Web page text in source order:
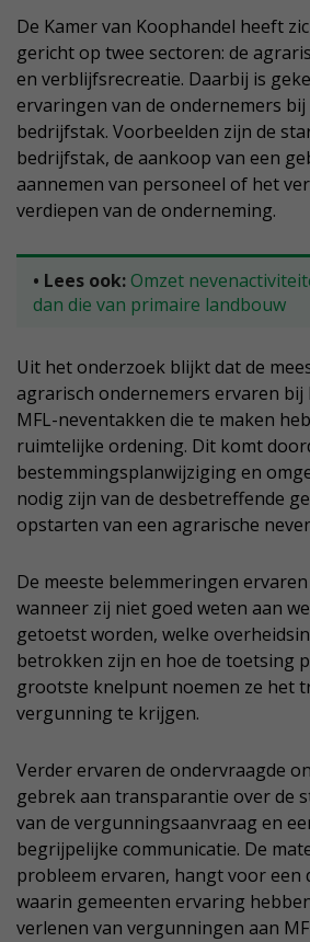
De Kamer van Koophandel heeft
gericht op twee sectoren: de
en verblijfsrecreatie. Daarbij is
ervaringen van de ondernemers
bedrijfstak. Voorbeelden zijn de
bedrijfstak, de aankoop van een
aannemen van personeel of het
verdiepen van de onderneming.
• Lees ook: Omzet
dan die van primaire landbouw
Uit het onderzoek blijkt dat de
agrarisch ondernemers ervaren
MFL-neventakken die te maken
ruimtelijke ordening. Dit komt
bestemmingsplanwijziging en
nodig zijn van de desbetreffende
opstarten van een agrarische
De meeste belemmeringen
wanneer zij niet goed weten aan
getoetst worden, welke
betrokken zijn en hoe de toetsing
grootste knelpunt noemen ze het
vergunning te krijgen.
Verder ervaren de ondervraagde
gebrek aan transparantie over de
van de vergunningsaanvraag en
begrijpelijke communicatie. De
probleem ervaren, hangt voor een
waarin gemeenten ervaring
verlenen van vergunningen aan